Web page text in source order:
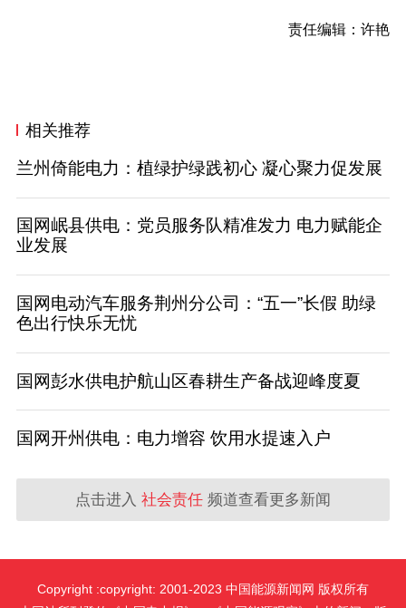
责任编辑：许艳
相关推荐
兰州倚能电力：植绿护绿践初心 凝心聚力促发展
国网岷县供电：党员服务队精准发力 电力赋能企
业发展
国网电动汽车服务荆州分公司：“五一”长假 助绿
色出行快乐无忧
国网彭水供电护航山区春耕生产备战迎峰度夏
国网开州供电：电力增容 饮用水提速入户
点击进入 社会责任 频道查看更多新闻
Copyright :copyright: 2001-2023 中国能源新闻网 版权所有